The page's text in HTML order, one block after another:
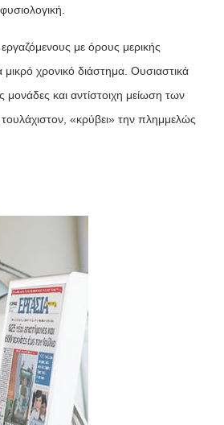
με όρους μερικής
χρονικό διάστημα. Ουσιαστικά
και αντίστοιχη μείωση των
«κρύβει» την πλημμελώς